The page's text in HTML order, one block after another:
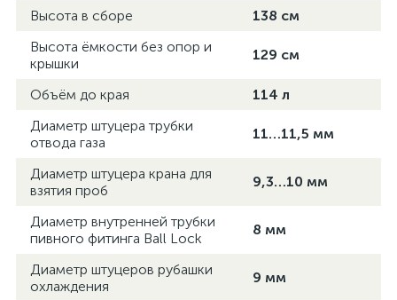
Высота в сборе
138 см
Высота ёмкости без опор и
крышки
129 см
Объём до края
114 л
Диаметр штуцера трубки
отвода газа
11…11,5 мм
Диаметр штуцера крана для
взятия проб
9,3…10 мм
Диаметр внутренней трубки
пивного фитинга Ball Lock
8 мм
Диаметр штуцеров рубашки
охлаждения
9 мм